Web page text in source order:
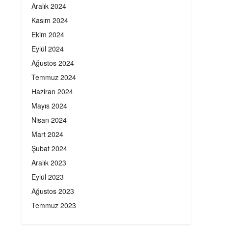
Aralık 2024
Kasım 2024
Ekim 2024
Eylül 2024
Ağustos 2024
Temmuz 2024
Haziran 2024
Mayıs 2024
Nisan 2024
Mart 2024
Şubat 2024
Aralık 2023
Eylül 2023
Ağustos 2023
Temmuz 2023